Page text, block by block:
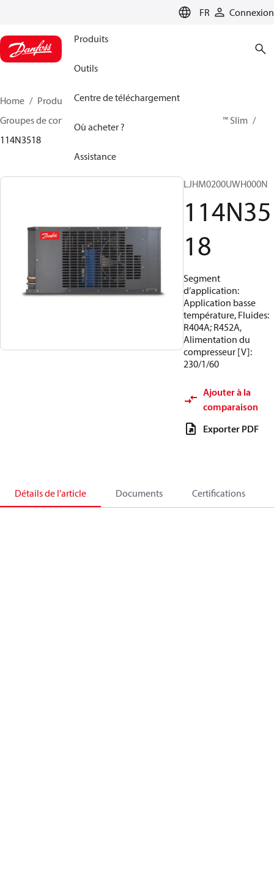
FR Connexion
Produits
Outils
Centre de téléchargement
Où acheter ?
Assistance
Home Produits
Climate Solutions - cooling
Groupes de condensation
Optyma™ Slim
114N3518
LJHM0200UWH000N
114N35
18
Segment
d’application:
Application basse
température, Fluides:
R404A; R452A,
Alimentation du
compresseur [V]:
230/1/60
Ajouter à la
comparaison
Exporter PDF
Détails de l’article Documents Certifications